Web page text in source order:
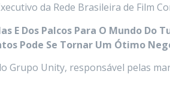
da Rede Brasileira de Film
E Dos Palcos Para O Mundo Do
Pode Se Tornar Um Ótimo
Grupo Unity, responsável pelas